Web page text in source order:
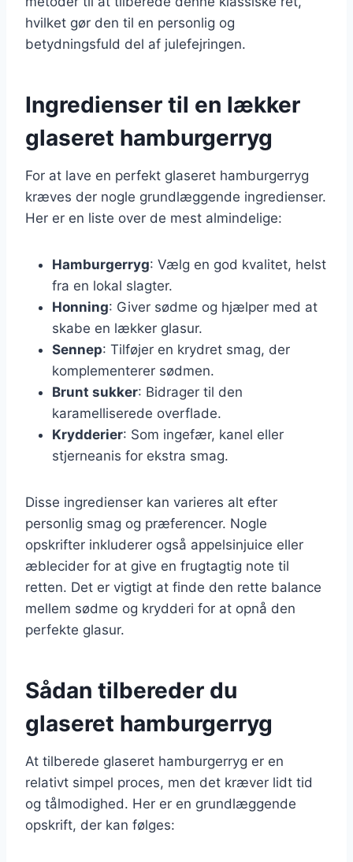
hvilket gør den til en personlig og
betydningsfuld del af julefejringen.
Ingredienser til en lækker
glaseret hamburgerryg
For at lave en perfekt glaseret hamburgerryg
kræves der nogle grundlæggende ingredienser.
Her er en liste over de mest almindelige:
Hamburgerryg: Vælg en god kvalitet, helst
fra en lokal slagter.
Honning: Giver sødme og hjælper med at
skabe en lækker glasur.
Sennep: Tilføjer en krydret smag, der
komplementerer sødmen.
Brunt sukker: Bidrager til den
karamelliserede overflade.
Krydderier: Som ingefær, kanel eller
stjerneanis for ekstra smag.
Disse ingredienser kan varieres alt efter
personlig smag og præferencer. Nogle
opskrifter inkluderer også appelsinjuice eller
æblecider for at give en frugtagtig note til
retten. Det er vigtigt at finde den rette balance
mellem sødme og krydderi for at opnå den
perfekte glasur.
Sådan tilbereder du
glaseret hamburgerryg
At tilberede glaseret hamburgerryg er en
relativt simpel proces, men det kræver lidt tid
og tålmodighed. Her er en grundlæggende
opskrift, der kan følges: